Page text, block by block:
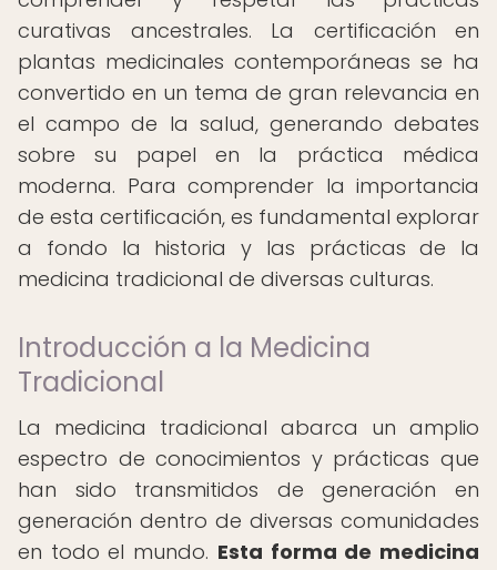
curativas ancestrales. La certificación en
plantas medicinales contemporáneas se ha
convertido en un tema de gran relevancia en
el campo de la salud, generando debates
sobre su papel en la práctica médica
moderna. Para comprender la importancia
de esta certificación, es fundamental explorar
a fondo la historia y las prácticas de la
medicina tradicional de diversas culturas.
Introducción a la Medicina
Tradicional
La medicina tradicional abarca un amplio
espectro de conocimientos y prácticas que
han sido transmitidos de generación en
generación dentro de diversas comunidades
en todo el mundo. Esta forma de medicina